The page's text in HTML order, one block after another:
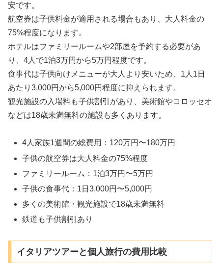
安です。
航空券は子供料金が適用される場合もあり、大人料金の
75%程度になります。
ホテルはファミリールームや2部屋を予約する必要があ
り、4人で1泊3万円から5万円程度です。
食事代は子供向けメニューが大人より安いため、1人1日
あたり3,000円から5,000円程度に抑えられます。
観光施設の入場料も子供割引があり、美術館やコロッセオ
などは18歳未満無料の施設も多くあります。
4人家族1週間の総費用：120万円〜180万円
子供の航空券は大人料金の75%程度
ファミリールーム：1泊3万円〜5万円
子供の食事代：1日3,000円〜5,000円
多くの美術館・観光施設で18歳未満無料
鉄道も子供割引あり
イタリアツアーと個人旅行の費用比較